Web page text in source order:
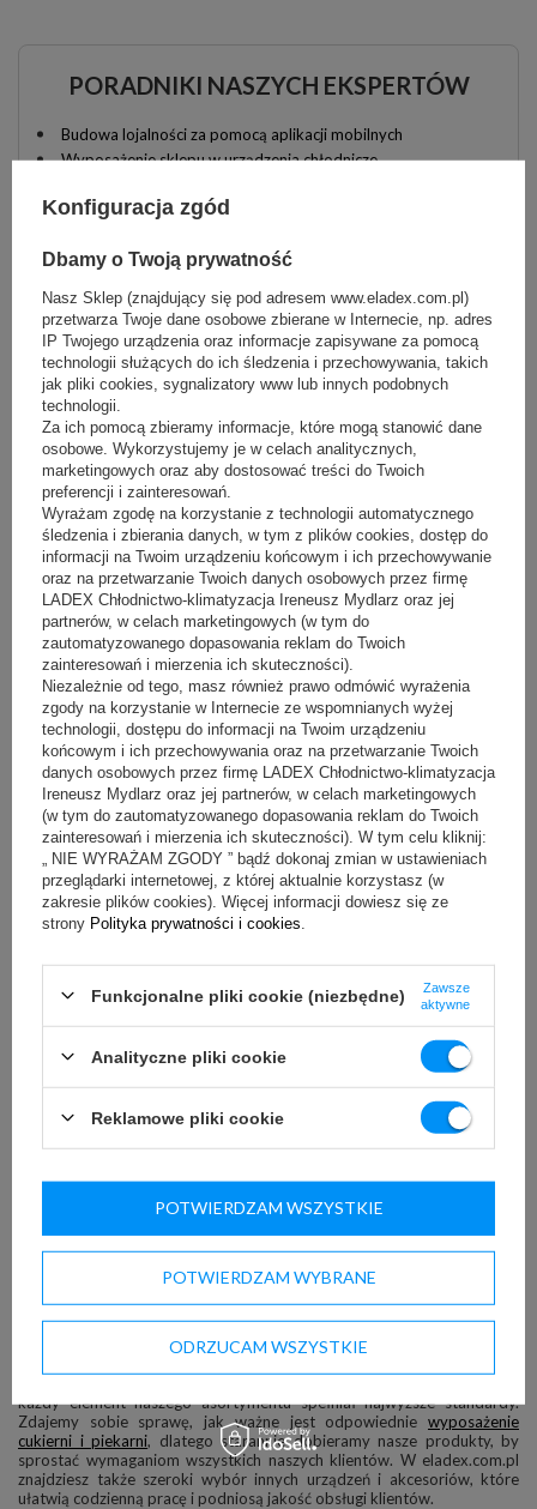
PORADNIKI NASZYCH EKSPERTÓW
Budowa lojalności za pomocą aplikacji mobilnych
Wyposażenie sklepu w urządzenia chłodnicze
Kawiarnia po poznańsku - wywiad z Lavenda Cafe
BĄDŹ NA BIEŻĄCO IZAPISZ SIĘ DO NASZEGO
NEWSLETTERA
Twoje imię
Twój e-mail
ZAPISZ SIĘ
Chcę otrzymywać E-mail Newsletter. Wyrażam zgodę na
przetwarzanie moich danych osobowych do celów
marketingowych zgodnie z
polityką prywatności
Witryna nablatowa do cukierni lub piekarni -
kup online!
Przeszklone witryny nablatowe do cukierni to kluczowy element
wyposażenia każdego lokalu oferującego wyroby cukiernicze.
Prezentowane meble sprawdzą się również jako witryny nablatowe do
piekarni, zapewniając optymalne warunki przechowywania i ekspozycji
różnorodnych wyrobów.
Nowoczesne rozwiązania dla cukierni i
piekarni
Oferowane przez nas, markowe witryny nablatowe do cukierni i
piekarni to doskonałe rozwiązanie dla każdego, kto chce
zaprezentować swoje produkty w najlepszym świetle. Witryna
nablatowa do piekarni lub cukierni zwykle wyposażona jest w agregat
wewnętrzny oraz chłodzenie statyczne, zapewniając idealne warunki do
przechowywania delikatnych wypieków i słodkości. Całkowicie
Prezentowane witryny nablatowe do piekarni i cukierni mogą być
odszranianiem, co sprawia, że są niezwykle łatwe w obsłudze.
produktów, a oświetlenie LED doskonale eksponuje ich walory
wizualne. Dodatkowo praktycznie każda witryna nablatowa do cukierni
jest wyposażona w wyłącznik oświetlenia, regulowane nogi oraz
pojemnik na skropliny, co zapewnia wszechstronność i funkcjonalność.
Kompleksowe wyposażenie dla
profesjonalnych lokali
każdy element naszego asortymentu spełniał najwyższe standardy.
Zdajemy sobie sprawę, jak ważne jest odpowiednie wyposażenie
cukierni i piekarni, dlatego starannie dobieramy nasze produkty, by
sprostać wymaganiom wszystkich naszych klientów. W eladex.com.pl
znajdziesz także szeroki wybór innych urządzeń i akcesoriów, które
ułatwią codzienną pracę i podniosą jakość obsługi klientów.
Konfiguracja zgód
Dbamy o Twoją prywatność
Nasz Sklep (znajdujący się pod adresem www.eladex.com.pl)
przetwarza Twoje dane osobowe zbierane w Internecie, np. adres
IP Twojego urządzenia oraz informacje zapisywane za pomocą
technologii służących do ich śledzenia i przechowywania, takich
jak pliki cookies, sygnalizatory www lub innych podobnych
technologii.
Za ich pomocą zbieramy informacje, które mogą stanowić dane
osobowe. Wykorzystujemy je w celach analitycznych,
marketingowych oraz aby dostosować treści do Twoich
preferencji i zainteresowań.
Wyrażam zgodę na korzystanie z technologii automatycznego
śledzenia i zbierania danych, w tym z plików cookies, dostęp do
informacji na Twoim urządzeniu końcowym i ich przechowywanie
oraz na przetwarzanie Twoich danych osobowych przez firmę
LADEX Chłodnictwo-klimatyzacja Ireneusz Mydlarz oraz jej
partnerów, w celach marketingowych (w tym do
zautomatyzowanego dopasowania reklam do Twoich
zainteresowań i mierzenia ich skuteczności).
Niezależnie od tego, masz również prawo odmówić wyrażenia
zgody na korzystanie w Internecie ze wspomnianych wyżej
technologii, dostępu do informacji na Twoim urządzeniu
końcowym i ich przechowywania oraz na przetwarzanie Twoich
danych osobowych przez firmę LADEX Chłodnictwo-klimatyzacja
Ireneusz Mydlarz oraz jej partnerów, w celach marketingowych
(w tym do zautomatyzowanego dopasowania reklam do Twoich
zainteresowań i mierzenia ich skuteczności). W tym celu kliknij:
„ NIE WYRAŻAM ZGODY ” bądź dokonaj zmian w ustawieniach
przeglądarki internetowej, z której aktualnie korzystasz (w
zakresie plików cookies). Więcej informacji dowiesz się ze
strony Polityka prywatności i cookies
Funkcjonalne pliki cookie (niezbędne)
Zawsze
aktywne
Analityczne pliki cookie
Reklamowe pliki cookie
POTWIERDZAM WYBRANE
ODRZUCAM WSZYSTKIE
POTWIERDZAM WSZYSTKIE